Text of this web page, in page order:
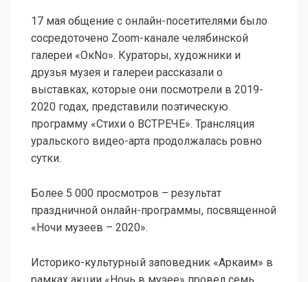
17 мая общение с онлайн-посетителями было
сосредоточено Zoom-канале челябинской
галереи «ОкNо». Кураторы, художники и
друзья музея и галереи рассказали о
выставках, которые они посмотрели в 2019-
2020 годах, представили поэтическую
программу «Стихи о ВСТРЕЧЕ». Трансляция
уральского видео-арта продолжалась ровно
сутки.
Более 5 000 просмотров – результат
праздничной онлайн-программы, посвященной
«Ночи музеев – 2020».
Историко-культурный заповедник «Аркаим» в